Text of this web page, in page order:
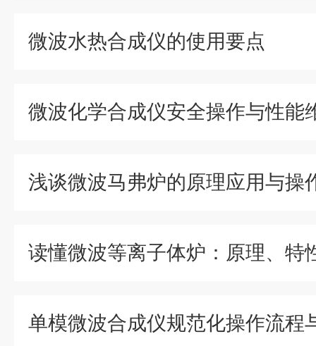
微波水热合成仪的使用要点
微波化学合成仪安全操作与性能
浅谈微波马弗炉的原理应用与操
读懂微波等离子体炉：原理、特
单模微波合成仪规范化操作流程